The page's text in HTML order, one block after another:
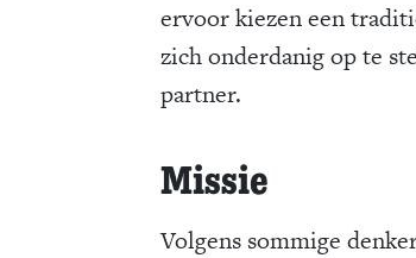
ervoor kiezen een
zich onderdanig op te
partner.
Missie
Volgens sommige